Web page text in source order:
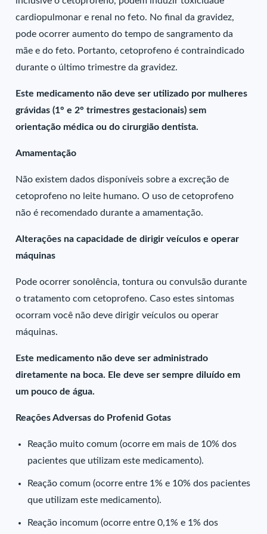
cardiopulmonar e renal no feto. No final da gravidez,
pode ocorrer aumento do tempo de sangramento da
mãe e do feto. Portanto, cetoprofeno é contraindicado
durante o último trimestre da gravidez.
Este medicamento não deve ser utilizado por mulheres
grávidas (1° e 2° trimestres gestacionais) sem
orientação médica ou do cirurgião dentista.
Amamentação
Não existem dados disponíveis sobre a excreção de
cetoprofeno no leite humano. O uso de cetoprofeno
não é recomendado durante a amamentação.
Alterações na capacidade de dirigir veículos e operar
máquinas
Pode ocorrer sonolência, tontura ou convulsão durante
o tratamento com cetoprofeno. Caso estes sintomas
ocorram você não deve dirigir veículos ou operar
máquinas.
Este medicamento não deve ser administrado
diretamente na boca. Ele deve ser sempre diluído em
um pouco de água.
Reações Adversas do Profenid Gotas
Reação muito comum (ocorre em mais de 10% dos
pacientes que utilizam este medicamento).
Reação comum (ocorre entre 1% e 10% dos pacientes
que utilizam este medicamento).
Reação incomum (ocorre entre 0,1% e 1% dos